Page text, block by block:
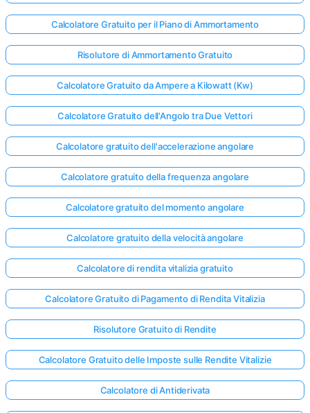
Calcolatore Gratuito per il Piano di Ammortamento
Risolutore di Ammortamento Gratuito
Calcolatore Gratuito da Ampere a Kilowatt (Kw)
Calcolatore Gratuito dell'Angolo tra Due Vettori
Calcolatore gratuito dell'accelerazione angolare
Calcolatore gratuito della frequenza angolare
Calcolatore gratuito del momento angolare
Calcolatore gratuito della velocità angolare
Calcolatore di rendita vitalizia gratuito
Calcolatore Gratuito di Pagamento di Rendita Vitalizia
Risolutore Gratuito di Rendite
Calcolatore Gratuito delle Imposte sulle Rendite Vitalizie
Calcolatore di Antiderivata